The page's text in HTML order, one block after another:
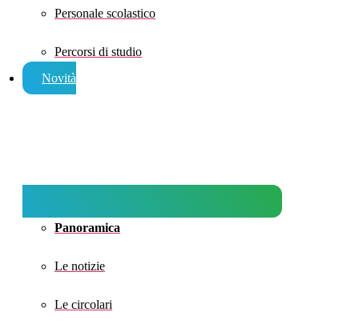
Personale scolastico
Percorsi di studio
Novità
Panoramica
Le notizie
Le circolari